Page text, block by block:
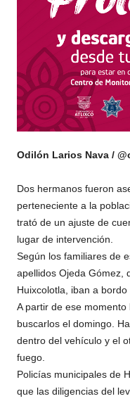
Odilón Larios Nava /
Dos hermanos fueron
perteneciente a la
trató de un ajuste de
lugar de intervención.
Según los familiares de
apellidos Ojeda Gómez,
Huixcolotla, iban a
A partir de ese
buscarlos el domingo.
dentro del vehículo y el
fuego.
Policías municipales de
que las diligencias del